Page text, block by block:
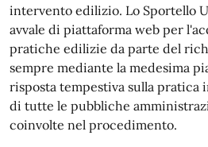
intervento edilizio. Lo Sportello
avvale di piattaforma web per
pratiche edilizie da parte del
sempre mediante la medesima
risposta tempestiva sulla pratica
di tutte le pubbliche
coinvolte nel procedimento.